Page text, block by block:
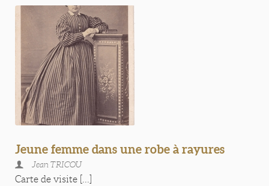
Jeune femme dans une robe à rayures
Jean TRICOU
Carte de visite [...]